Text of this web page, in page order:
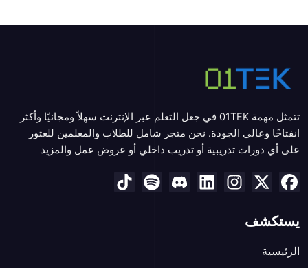
تتمثل مهمة 01TEK في جعل التعلم عبر الإنترنت سهلاً ومجانيًا وأكثر
انفتاحًا وعالي الجودة. نحن متجر شامل للطلاب والمعلمين للعثور
على أي دورات تدريبية أو تدريب داخلي أو عروض عمل والمزيد
يستكشف
الرئيسية